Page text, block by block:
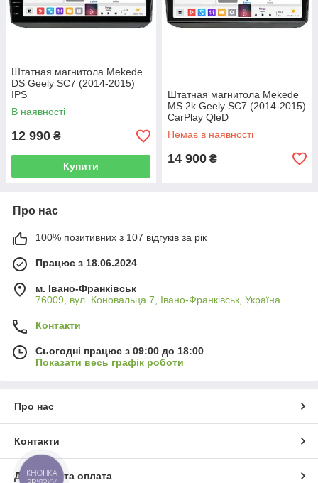
Штатная магнитола Mekede
DS Geely SC7 (2014-2015)
IPS
В наявності
12 990 ₴
Купити
Штатная магнитола Mekede
MS 2k Geely SC7 (2014-2015)
CarPlay QleD
Немає в наявності
14 900 ₴
Про нас
100% позитивних з 107 відгуків за рік
Працює з 18.06.2024
м. Івано-Франківськ
76009, вул. Коновальца 7, Івано-Франківськ, Україна
Контакти
Сьогодні працює з 09:00 до 18:00
Показати весь графік роботи
Про нас
Контакти
Доставка та оплата
КНОПКА